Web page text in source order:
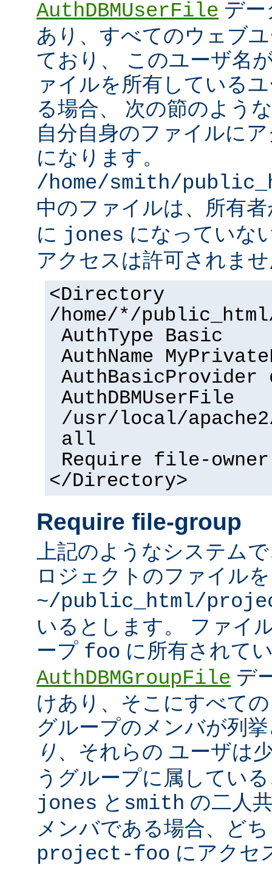
AuthDBMUserFile デ
あり、すべてのウェブ
ており、 このユーザ名
ァイルを所有している
る場合、 次の節のよう
自分自身のファイルに
になります。
/home/smith/
中のファイルは、所有
に jones になっていな
アクセスは許可されま
<Directory
/home/*/
AuthType Basic
AuthName
AuthBasicProvider
AuthDBMUserFile
/usr/local/
all
Require file-owner
</Directory>
Require file-group
上記のようなシステム
ロジェクトのファイルを
~/public_html/
いるとします。 ファイ
ープ foo に所有されて
AuthDBMGroupFile デ
けあり、そこにすべて
グループのメンバが列
り、それらの ユーザは
うグループに属してい
jones と smith の二人
メンバである場合、ど
project-foo にアクセ